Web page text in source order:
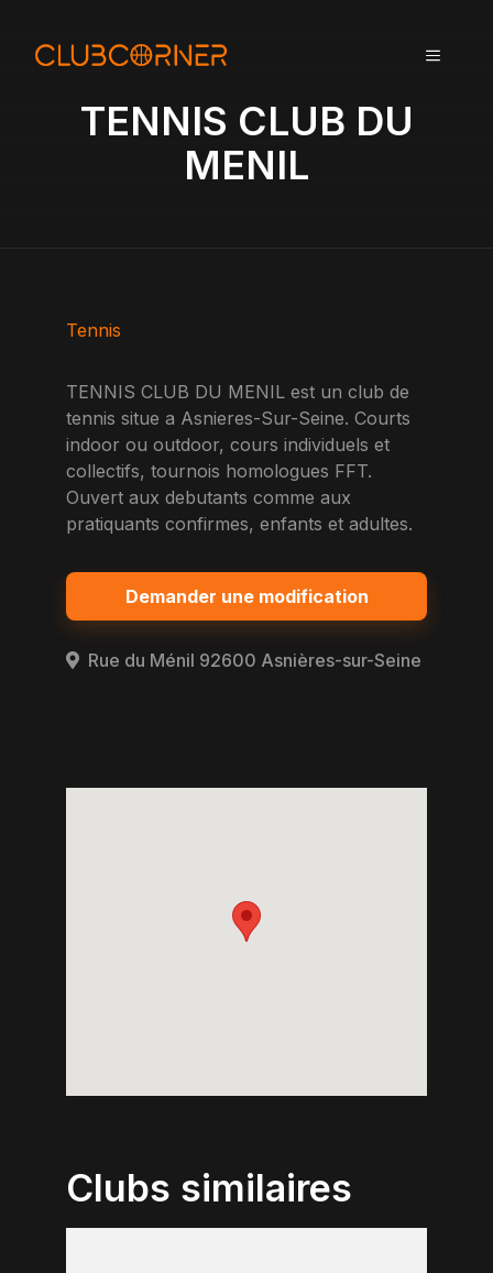
MENU
TENNIS CLUB DU
MENIL
Tennis
TENNIS CLUB DU MENIL est un club de
tennis situe a Asnieres-Sur-Seine. Courts
indoor ou outdoor, cours individuels et
collectifs, tournois homologues FFT.
Ouvert aux debutants comme aux
pratiquants confirmes, enfants et adultes.
Demander une modification
Rue du Ménil 92600 Asnières-sur-Seine
Clubs similaires